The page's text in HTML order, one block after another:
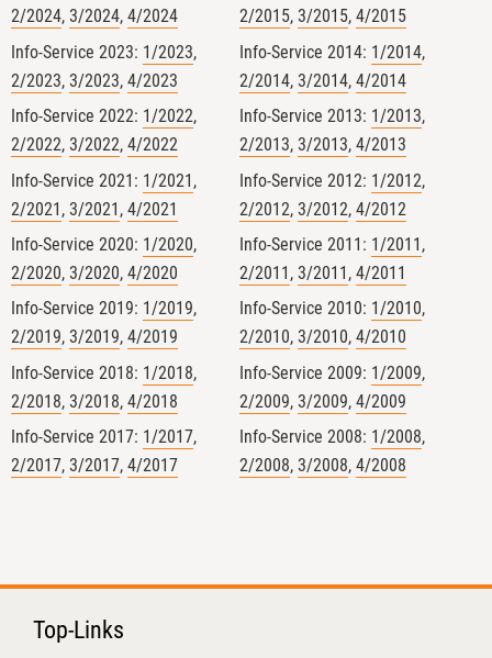
29.07.2026
Tag 2 beim Basiskurs Bio-Kontrolle
an der Uni Gießen – die Praxis! 🌾
🔍
Nach den theoretischen
die konkrete Anwendung
eingestiegen. Die zentrale Frage:
Wie setzen wir die gesetzlichen
Vorgaben im echten Kontrollalltag
um?
Auf der heutigen Agenda standen
spannende Themen:
Bio in der AHV: Eintauchen in die
Verpflegung. Gerade mit den
aktuellen Entwicklungen rund um
nicht so einfach! Hier konnten die
Teilnehmenden ihr Auge für
2/2024,3/2024,4/2024
Info-Service 2023: 1/2023,
2/2023,3/2023,4/2023
Info-Service 2022: 1/2022,
2/2022,3/2022,4/2022
Info-Service 2021: 1/2021 ,
2/2021 ,3/2021 ,4/2021
Info-Service 2020: 1/2020,
2/2020,3/2020,4/2020
Info-Service 2019: 1/2019,
2/2019,3/2019,4/2019
Info-Service 2018: 1/2018,
2/2018,3/2018,4/2018
Info-Service 2017: 1/2017,
2/2017,3/2017,4/2017
2/2015,3/2015,4/2015
Info-Service 2014: 1/2014,
2/2014,3/2014,4/2014
Info-Service 2013: 1/2013,
2/2013,3/2013,4/2013
Info-Service 2012: 1/2012,
2/2012,3/2012,4/2012
Info-Service 2011: 1/2011 ,
2/2011 ,3/2011 ,4/2011
Info-Service 2010: 1/2010,
2/2010,3/2010,4/2010
Info-Service 2009: 1/2009,
2/2009,3/2009,4/2009
Info-Service 2008: 1/2008,
2/2008,3/2008,4/2008
Top-Links